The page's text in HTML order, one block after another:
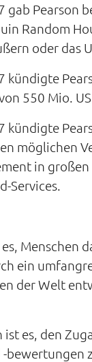
gab Pearson
Random
oder das
kündigte
550 Mio.
kündigte
möglichen
in
Services.
Menschen
ein
der Welt
ist es, den
bewertungen